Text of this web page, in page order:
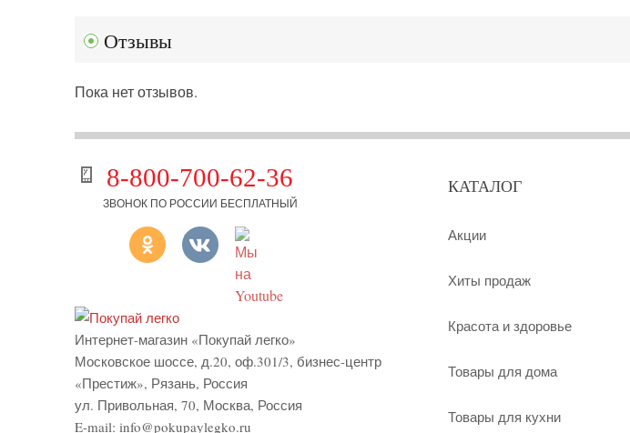
Отзывы
Пока нет отзывов.
8-800-700-62-36
ЗВОНОК ПО РОССИИ БЕСПЛАТНЫЙ
Интернет-магазин «Покупай легко»
Московское шоссе, д.20, оф.301/3, бизнес-центр
«Престиж», Рязань, Россия
ул. Привольная, 70, Москва, Россия
E-mail: info@pokupaylegko.ru
КАТАЛОГ
Акции
Хиты продаж
Красота и здоровье
Товары для дома
Товары для кухни